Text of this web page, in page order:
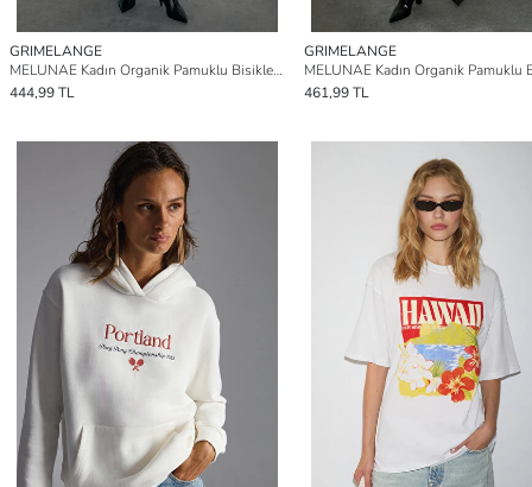
GRIMELANGE
MELUNAE Kadın Organik Pamuklu Bisiklet Yaka Kısa Kollu Baskı Detaylı LİLA T-Shirt
444,99 TL
GRIMELANGE
461,99 TL